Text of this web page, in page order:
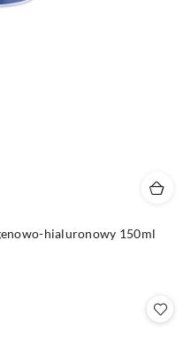
hialuronowy 150ml